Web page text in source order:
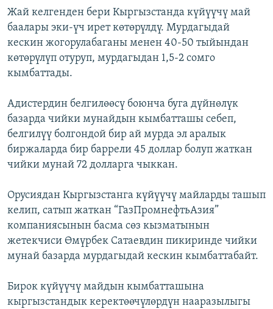
Жай келгенден бери Кыргызстанда күйүүчү май
баалары эки-үч ирет көтөрүлдү. Мурдагыдай
кескин жогорулабаганы менен 40-50 тыйындан
көтөрүлүп отуруп, мурдагыдан 1,5-2 сомго
кымбаттады.
Адистердин белгилөөсү боюнча буга дүйнөлүк
базарда чийки мунайдын кымбатташы себеп,
белгилүү болгондой бир ай мурда эл аралык
биржаларда бир баррели 45 доллар болуп жаткан
чийки мунай 72 долларга чыккан.
Орусиядан Кыргызстанга күйүүчү майларды ташып
келип, сатып жаткан “ГазПромнефтьАзия”
компаниясынын басма сөз кызматынын
жетекчиси Өмүрбек Сатаевдин пикиринде чийки
мунай базарда мурдагыдай кескин кымбаттабайт.
Бирок күйүүчү майдын кымбатташына
кыргызстандык керектөөчүлөрдүн нааразылыгы